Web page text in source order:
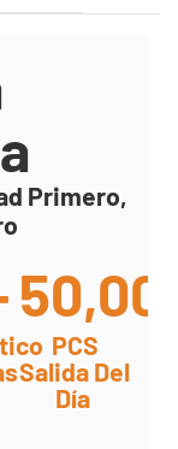
Primero,
PCS
Salida Del
Día